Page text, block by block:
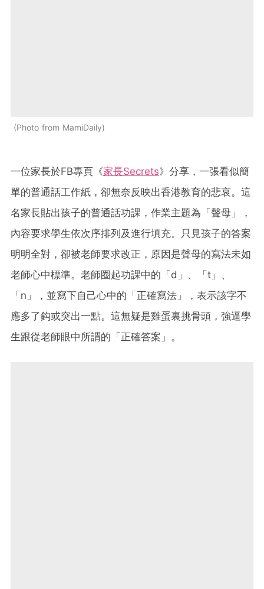
Photo from MamiDaily
一位家長於FB專頁《家長Secrets》分享，一張看似簡
單的普通話工作紙，卻無奈反映出香港教育的悲哀。這
名家長貼出孩子的普通話功課，作業主題為「聲母」，
內容要求學生依次序排列及進行填充。只見孩子的答案
明明全對，卻被老師要求改正，原因是聲母的寫法未如
老師心中標準。老師圈起功課中的「d」、「t」、
「n」，並寫下自己心中的「正確寫法」，表示該字不
應多了鈎或突出一點。這無疑是雞蛋裏挑骨頭，強逼學
生跟從老師眼中所謂的「正確答案」。